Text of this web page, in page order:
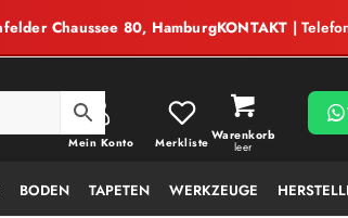
Chaussee 80, HamburgKONTAKT |
Warenkorb
leer
Mein Konto Merkliste
BODEN TAPETEN WERKZEUGE